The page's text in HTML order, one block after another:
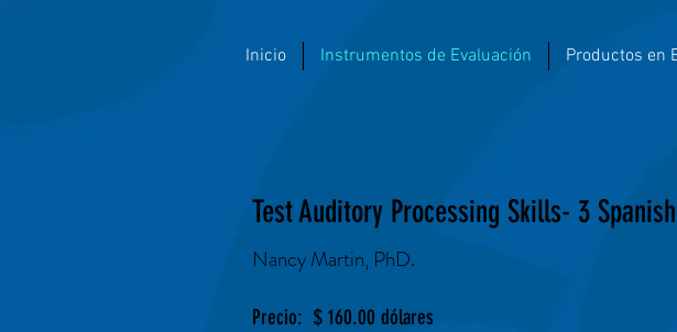
Inicio Instrumentos de Evaluación Productos en
Test Auditory Processing Skills- 3
Nancy Martin, PhD.
Precio: $ 160.00 dólares